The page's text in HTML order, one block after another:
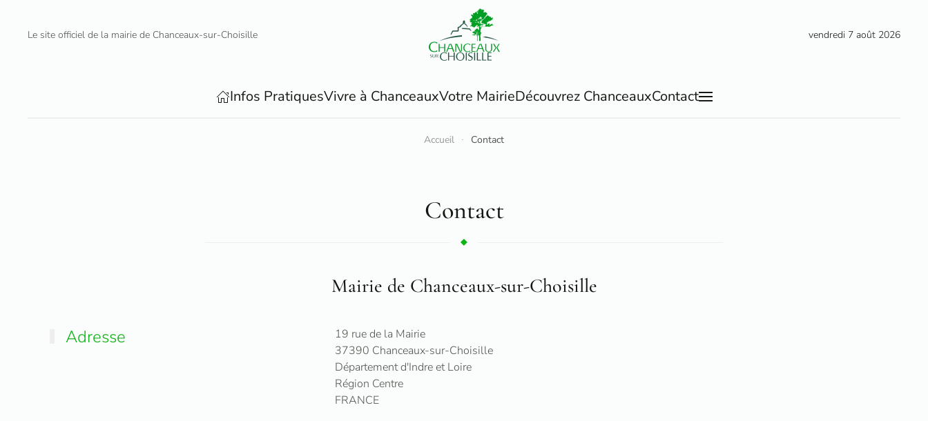
Accéder au contenu principal
Le site officiel de la mairie de Chanceaux-sur-Choisille vendredi 7 août 2026
Infos PratiquesVivre à ChanceauxVotre MairieDécouvrez ChanceauxContact
Accueil Contact
Contact
Mairie de Chanceaux-sur-Choisille
Adresse
19 rue de la Mairie
37390 Chanceaux-sur-Choisille
Département d'Indre et Loire
Région Centre
FRANCE